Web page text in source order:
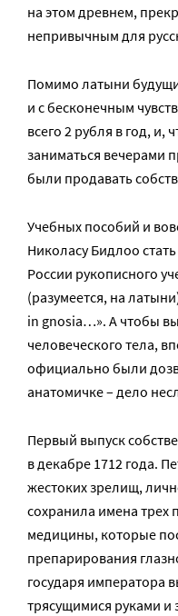
на этом древнем,
непривычным для
Помимо латыни
и с бесконечным
всего 2 рубля в год, и,
заниматься вечерами
были продавать
Учебных пособий и
Николасу Бидлоо
России рукописного
(разумеется, на
in gnosia…». А чтобы
человеческого тела,
официально были
анатомичке – дело
Первый выпуск
в декабре 1712 года.
жестоких зрелищ,
сохранила имена трех
медицины, которые
препарирования
государя императора
трясущимися руками и